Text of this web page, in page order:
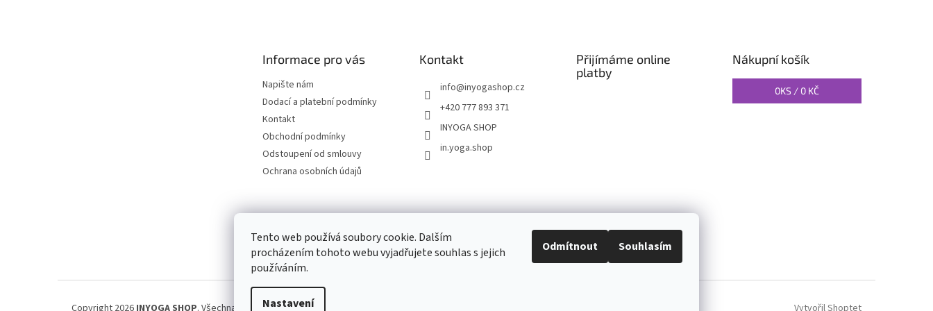
Tento web používá soubory cookie. Dalším
procházením tohoto webu vyjadřujete souhlas s jejich
používáním.
Nastavení
Odmítnout Souhlasím
Informace pro vás
Napište nám
Dodací a platební podmínky
Kontakt
Obchodní podmínky
Odstoupení od smlouvy
Ochrana osobních údajů
Kontakt
info@inyogashop.cz
+420 777 893 371
INYOGA SHOP
in.yoga.shop
Přijímáme online
platby
Nákupní košík
0KS / 0 KČ
Kontakt
Vytvořil Shoptet
Copyright 2026 INYOGA SHOP. Všechna práva vyhrazena.Upravit nastavení cookies